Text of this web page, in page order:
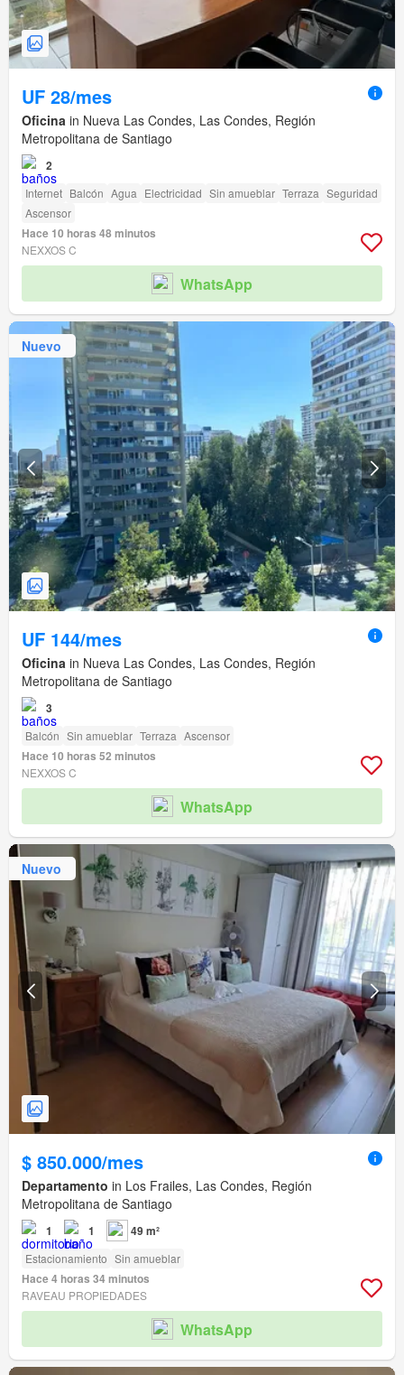
UF 28/mes
Oficina in Nueva Las Condes, Las Condes, Región
Metropolitana de Santiago
2
Internet Balcón Agua Electricidad Sin amueblar Terraza Seguridad
Ascensor
Hace 10 horas 48 minutos
NEXXOS C
WhatsApp
Nuevo
UF 144/mes
Oficina in Nueva Las Condes, Las Condes, Región
Metropolitana de Santiago
3
Balcón Sin amueblar Terraza Ascensor
Hace 10 horas 52 minutos
NEXXOS C
WhatsApp
Nuevo
$ 850.000/mes
Departamento in Los Frailes, Las Condes, Región
Metropolitana de Santiago
1 1 49 m²
Estacionamiento Sin amueblar
Hace 4 horas 34 minutos
RAVEAU PROPIEDADES
WhatsApp